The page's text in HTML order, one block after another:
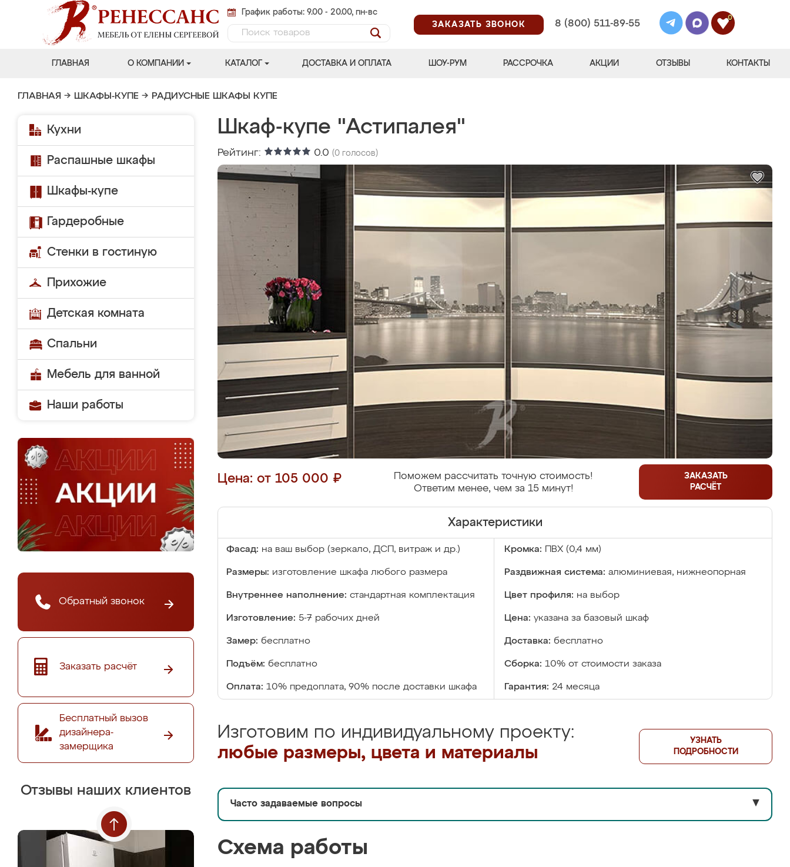
График работы: 9.00 - 20.00, пн-вс
ЗАКАЗАТЬ ЗВОНОК
8 (800) 511-89-55
0
ГЛАВНАЯ О КОМПАНИИ КАТАЛОГ ДОСТАВКА И ОПЛАТА ШОУ-РУМ РАССРОЧКА АКЦИИ ОТЗЫВЫ КОНТАКТЫ
ГЛАВНАЯ → ШКАФЫ-КУПЕ → РАДИУСНЫЕ ШКАФЫ КУПЕ
Кухни
Распашные шкафы
Шкафы-купе
Гардеробные
Стенки в гостиную
Прихожие
Детская комната
Спальни
Мебель для ванной
Наши работы
Обратный звонок
Заказать расчёт
Бесплатный вызов
дизайнера-
замерщика
Отзывы наших клиентов
Шкаф-купе "Астипалея"
Рейтинг: 0.0 (0 голосов)
Цена: от 105 000 ₽
Поможем рассчитать точную стоимость!
Ответим менее, чем за 15 минут!
ЗАКАЗАТЬ
РАСЧЁТ
Характеристики
Фасад: на ваш выбор (зеркало, ДСП, витраж и др.) Кромка: ПВХ (0,4 мм)
Размеры: изготовление шкафа любого размера Раздвижная система: алюминиевая, нижнеопорная
Внутреннее наполнение: стандартная комплектация Цвет профиля: на выбор
Изготовление: 5-7 рабочих дней Цена: указана за базовый шкаф
Замер: бесплатно Доставка: бесплатно
Подъём: бесплатно Сборка: 10% от стоимости заказа
Оплата: 10% предоплата, 90% после доставки шкафа Гарантия: 24 месяца
Изготовим по индивидуальному проекту:
любые размеры, цвета и материалы
УЗНАТЬ
ПОДРОБНОСТИ
Часто задаваемые вопросы ▼
Схема работы